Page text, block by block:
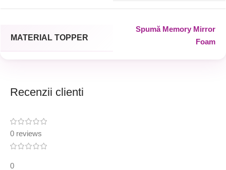
MATERIAL TOPPER
Spumă Memory Mirror
Foam
Recenzii clienti
0 reviews
0